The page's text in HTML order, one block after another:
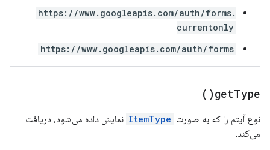
https://www.googleapis.com/auth/forms.
currentonly
https://www.googleapis.com/auth/forms
getType(
)
نوع آیتم را که به صورت ItemType نمایش داده می‌شود، دریافت
می‌کند.